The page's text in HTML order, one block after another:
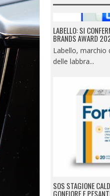
BRANDS AWARD
Labello, marchio
delle labbra...
SOS STAGIONE
GONFIORE E
ritmo...